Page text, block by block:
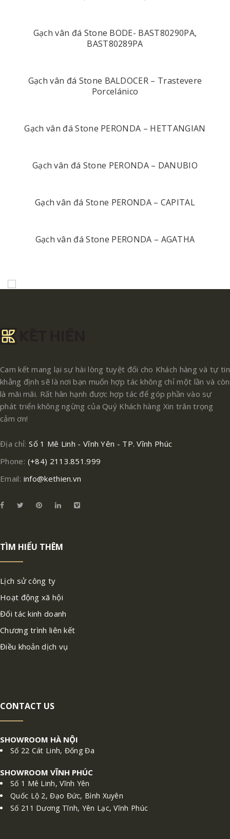
Gạch vân đá Stone BODE- BAST80290PA,
BAST80289PA
Gạch vân đá Stone BALDOCER – Trastevere
Porcelánico
Gạch vân đá Stone PERONDA – HETTANGIAN
Gạch vân đá Stone PERONDA – DANUBIO
Gạch vân đá Stone PERONDA – CAPITAL
Gạch vân đá Stone PERONDA – AGATHA
Cam kết mang lại sự hài lòng tuyệt đối cho Khách hàng và tự tin
khẳng định sẽ là nơi bạn muốn hợp tác không chỉ một lần và còn
là mãi mãi. Rất hân hạnh được hợp tác để góp phần vào sự
phát triển không ngừng của Quý Khách hàng Xin trân trọng
cảm ơn!
Địa chỉ: Số 1 Mê Linh - Vĩnh Yên - TP. Vĩnh Phúc
Phone: (+84) 2113.851.999
Email: info@kethien.vn
TÌM HIỂU THÊM
Lịch sử công ty
Hoạt động xã hội
Đối tác kinh doanh
Chương trình liên kết
Điều khoản dịch vụ
CONTACT US
SHOWROOM HÀ NỘI
Số 22 Cát Linh, Đống Đa
SHOWROOM VĨNH PHÚC
Số 1 Mê Linh, Vĩnh Yên
Quốc Lộ 2, Đạo Đức, Bình Xuyên
Số 211 Dương Tĩnh, Yên Lạc, Vĩnh Phúc